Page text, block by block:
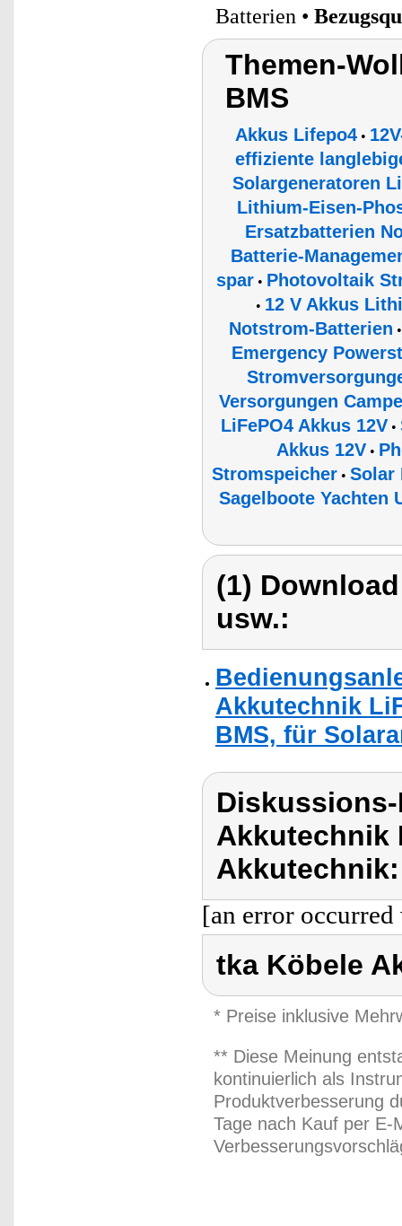
Batterien •
Themen-
BMS
Akkus Lifepo4 •
effiziente
Solargeneratoren
Lithium-Eisen-
Ersatzbatterien
Batterie-
spar• Photovoltaik
• 12 V Akkus
Notstrom-Batterien
Emergency
Versorgungen
LiFePO4 Akkus 12V•
Akkus 12V•
Stromspeicher • Solar
Sagelboote Yachten
(1)
usw.:
Akkutechnik
BMS, für
Akkutechnik
Akkutechnik:
[an error
tka Köbele
* Preise inklusive
** Diese Meinung
kontinuierlich als
Produktverbesserung
Tage nach Kauf per E-